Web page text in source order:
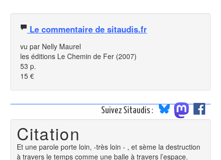
Le commentaire de sitaudis.fr
vu par Nelly Maurel
les éditions Le Chemin de Fer (2007)
53 p.
15 €
Suivez Sitaudis :
Citation
Et une parole porte loin, -très loin - , et sème la destruction
à travers le temps comme une balle à travers l’espace.